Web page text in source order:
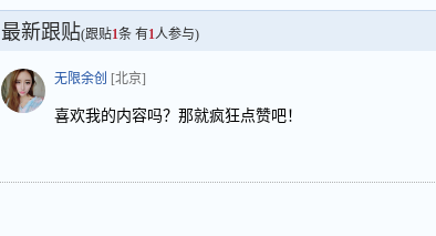
最新跟贴(跟贴1条 有1人参与)
无限余创 [北京]
喜欢我的内容吗？那就疯狂点赞吧！